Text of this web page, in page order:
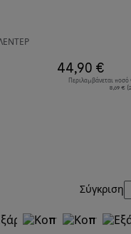
44,90 €
Περιλαμβάνεται
8,69 €
Σύγκριση